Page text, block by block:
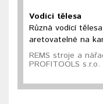
Vodící tělesa
Různá vodící
aretovatelné na
REMS stroje a
PROFITOOLS s.r.o.